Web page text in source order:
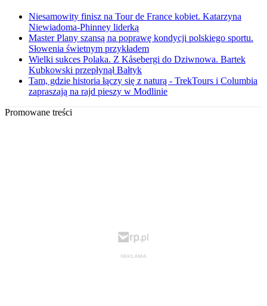
Niesamowity finisz na Tour de France kobiet. Katarzyna
Niewiadoma-Phinney liderką
Master Plany szansą na poprawę kondycji polskiego sportu.
Słowenia świetnym przykładem
Wielki sukces Polaka. Z Kåsebergi do Dziwnowa. Bartek
Kubkowski przepłynął Bałtyk
Tam, gdzie historia łączy się z naturą - TrekTours i Columbia
zapraszają na rajd pieszy w Modlinie
Promowane treści